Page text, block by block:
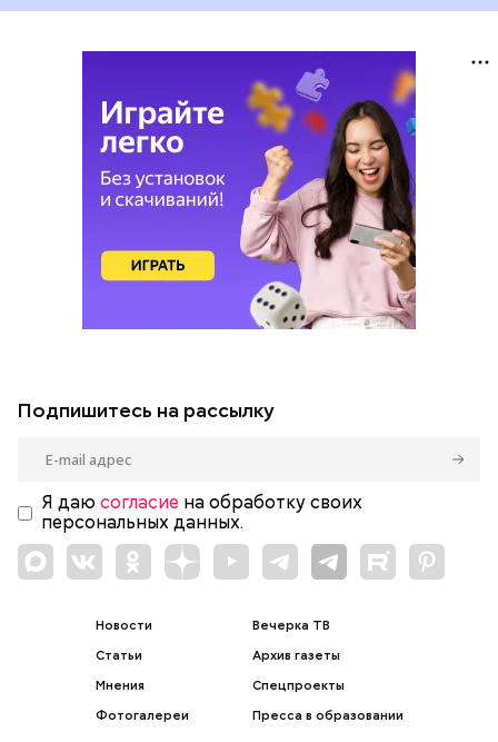
Подпишитесь на рассылку
Я даю согласие на обработку своих
персональных данных.
Новости
Статьи
Мнения
Фотогалереи
Вечерка ТВ
Архив газеты
Спецпроекты
Пресса в образовании